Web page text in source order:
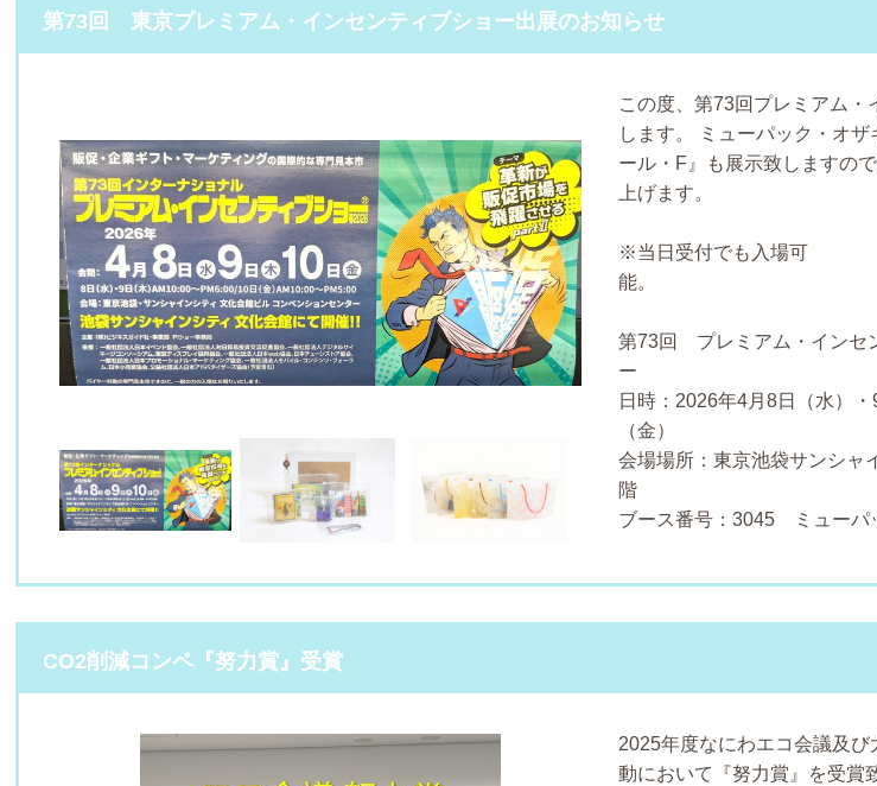
第73回 東京プレミアム・インセンティブショー出展のお知らせ
この度、第73回プレミアム
します。
ミューパック・オ
ール・F』も展示致しますの
上げます。
※当日受付でも入場可
第73回 プレミアム・インセ
日時：2026年4月8日（水）・
会場場所：東京池袋サンシャ
ブース番号：3045 ミュー
CO2削減コンペ『努力賞』受賞
2025年度なにわエコ会議及
動において『努力賞』を受賞